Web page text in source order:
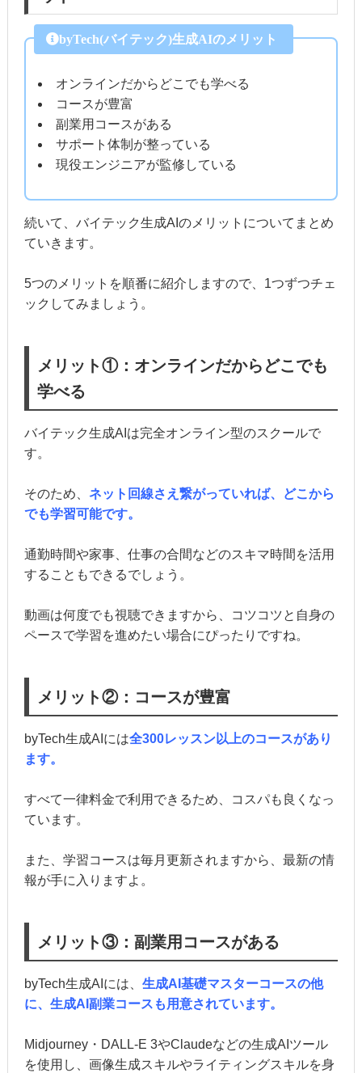
byTech(バイテック)生成AIのメリット
オンラインだからどこでも学べる
コースが豊富
副業用コースがある
サポート体制が整っている
現役エンジニアが監修している
続いて、バイテック生成AIのメリットについてまとめ
ていきます。
5つのメリットを順番に紹介しますので、1つずつチェ
ックしてみましょう。
メリット①：オンラインだからどこでも
学べる
バイテック生成AIは完全オンライン型のスクールで
す。
そのため、 ネット回線さえ繋がっていれば、どこから
でも学習可能です。
通勤時間や家事、仕事の合間などのスキマ時間を活用
することもできるでしょう。
動画は何度でも視聴できますから、コツコツと自身の
ペースで学習を進めたい場合にぴったりですね。
メリット②：コースが豊富
byTech生成AIには全300レッスン以上のコースがあり
ます。
すべて一律料金で利用できるため、コスパも良くなっ
ています。
また、学習コースは毎月更新されますから、最新の情
報が手に入りますよ。
メリット③：副業用コースがある
byTech生成AIには、 生成AI基礎マスターコースの他
に、生成AI副業コースも用意されています。
Midjourney・DALL-E 3やClaudeなどの生成AIツール
を使用し、画像生成スキルやライティングスキルを身